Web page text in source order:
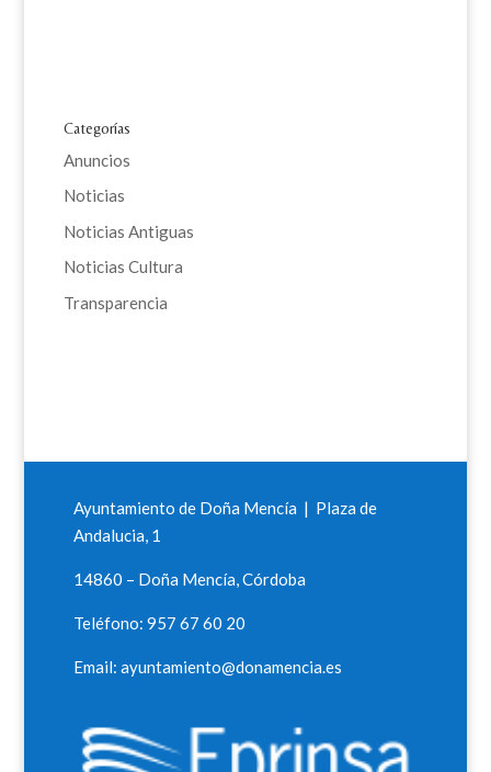
Categorías
Anuncios
Noticias
Noticias Antiguas
Noticias Cultura
Transparencia
Ayuntamiento de Doña Mencía | Plaza de
Andalucia, 1
14860 – Doña Mencía, Córdoba
Teléfono: 957 67 60 20
Email: ayuntamiento@donamencia.es